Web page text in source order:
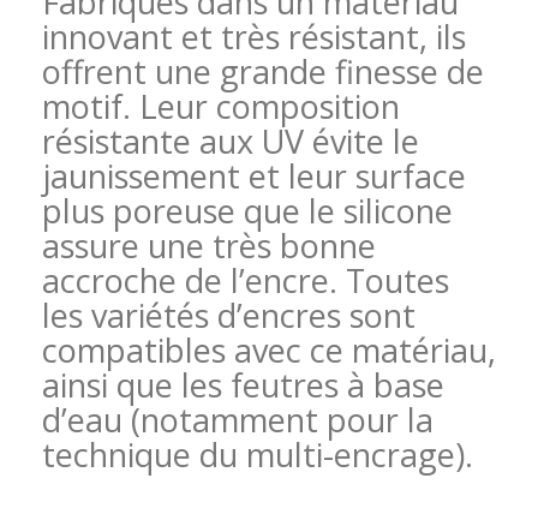
innovant et très résistant, ils
offrent une grande finesse de
motif. Leur composition
résistante aux UV évite le
jaunissement et leur surface
plus poreuse que le silicone
assure une très bonne
accroche de l’encre. Toutes
les variétés d’encres sont
compatibles avec ce matériau,
ainsi que les feutres à base
d’eau (notamment pour la
technique du multi-encrage).